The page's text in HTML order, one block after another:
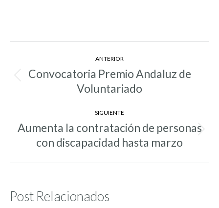
Navegación
entre
entradas
ANTERIOR
Entrada
anterior:
Convocatoria Premio Andaluz de
Voluntariado
SIGUIENTE
Entrada
siguiente:
Aumenta la contratación de personas
con discapacidad hasta marzo
Post Relacionados